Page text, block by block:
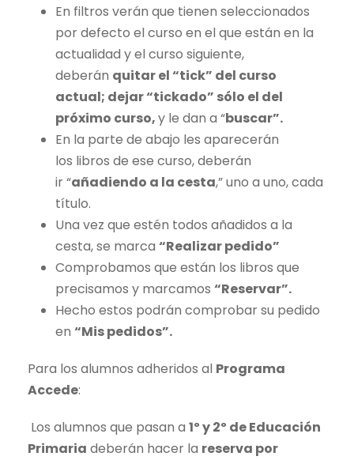
En filtros verán que tienen seleccionados
por defecto el curso en el que están en la
actualidad y el curso siguiente,
deberán quitar el “tick” del curso
actual; dejar “tickado” sólo el del
próximo curso,y le dan a “buscar”.
En la parte de abajo les aparecerán
los libros de ese curso, deberán
ir “añadiendo a la cesta,” uno a uno, cada
título.
Una vez que estén todos añadidos a la
cesta, se marca “Realizar pedido”
Comprobamos que están los libros que
precisamos y marcamos “Reservar”.
Hecho estos podrán comprobar su pedido
en “Mis pedidos”.
Para los alumnos adheridos al Programa
Accede:
Los alumnos que pasan a 1º y 2º deEducación
Primaria deberán hacer la reserva por